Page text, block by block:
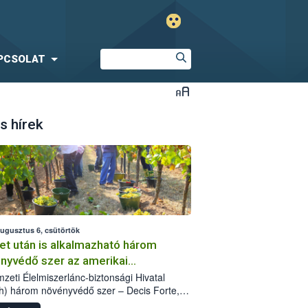
hírek
6, csütörtök
után is alkalmazható három
szer az amerikai
ellen
Élelmiszerlánc-biztonsági Hivatal
három növényvédő szer – Decis Forte,
24 EW, Oroganic – engedélyokiratát